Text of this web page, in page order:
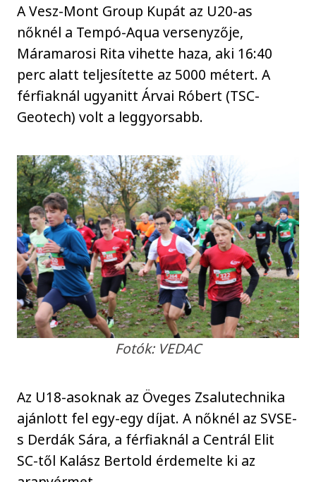
A Vesz-Mont Group Kupát az U20-as
nőknél a Tempó-Aqua versenyzője,
Máramarosi Rita vihette haza, aki 16:40
perc alatt teljesítette az 5000 métert. A
férfiaknál ugyanitt Árvai Róbert (TSC-
Geotech) volt a leggyorsabb.
Fotók: VEDAC
Az U18-asoknak az Öveges Zsalutechnika
ajánlott fel egy-egy díjat. A nőknél az SVSE-
s Derdák Sára, a férfiaknál a Centrál Elit
SC-től Kalász Bertold érdemelte ki az